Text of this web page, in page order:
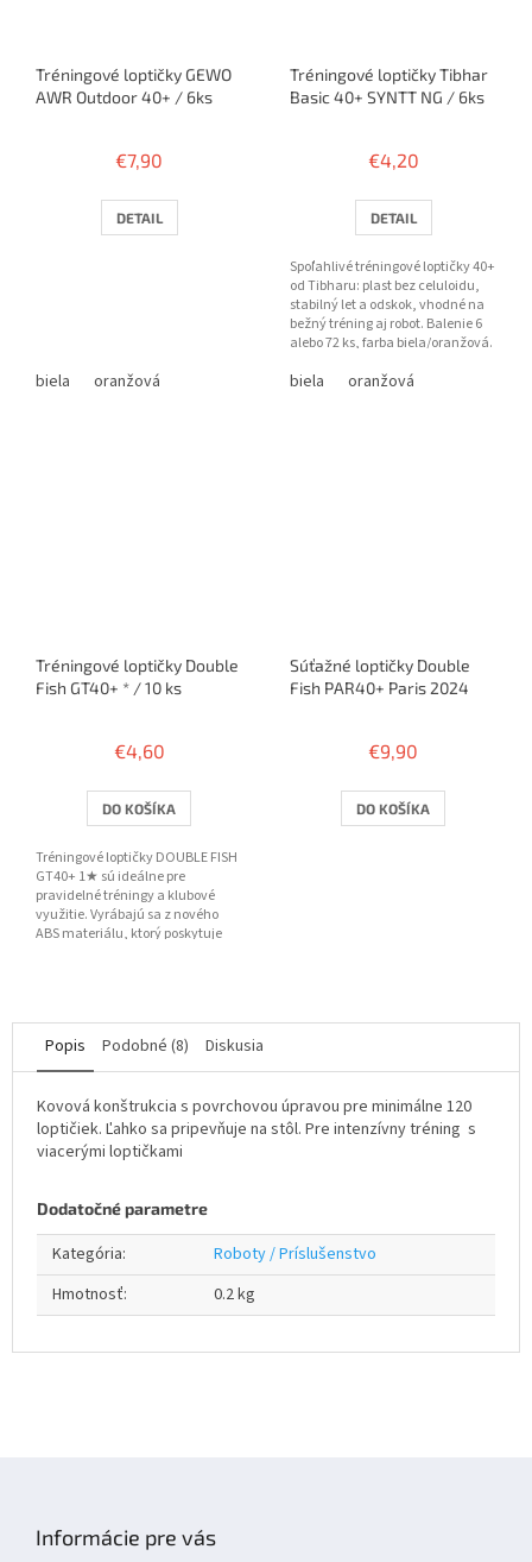
Tréningové loptičky GEWO
AWR Outdoor 40+ / 6ks
€7,90
DETAIL
biela oranžová
Tréningové loptičky Tibhar
Basic 40+ SYNTT NG / 6ks
€4,20
DETAIL
Spoľahlivé tréningové loptičky 40+
od Tibharu: plast bez celuloidu,
stabilný let a odskok, vhodné na
bežný tréning aj robot. Balenie 6
alebo 72 ks, farba biela/oranžová.
biela oranžová
Tréningové loptičky Double
Fish GT40+ * / 10 ks
€4,60
DO KOŠÍKA
Tréningové loptičky DOUBLE FISH
GT40+ 1★ sú ideálne pre
pravidelné tréningy a klubové
využitie. Vyrábajú sa z nového
ABS materiálu, ktorý poskytuje
Súťažné loptičky Double
Fish PAR40+ Paris 2024
€9,90
DO KOŠÍKA
Popis Podobné (8) Diskusia
Kovová konštrukcia s povrchovou úpravou pre minimálne 120
loptičiek. Ľahko sa pripevňuje na stôl. Pre intenzívny tréning s
viacerými loptičkami
Dodatočné parametre
Kategória:
Roboty / Príslušenstvo
Hmotnosť: 0.2 kg
Informácie pre vás